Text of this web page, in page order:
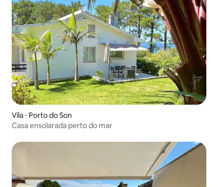
Vila ⋅ Porto do Son
Casa ensolarada perto do mar